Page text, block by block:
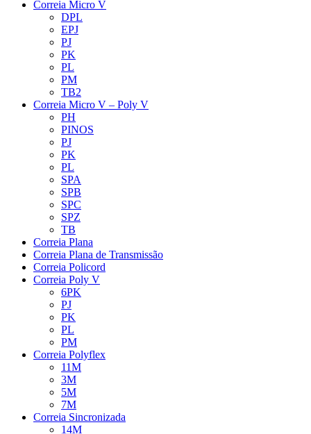
Correia Micro V
DPL
EPJ
PJ
PK
PL
PM
TB2
Correia Micro V – Poly V
PH
PINOS
PJ
PK
PL
SPA
SPB
SPC
SPZ
TB
Correia Plana
Correia Plana de Transmissão
Correia Policord
Correia Poly V
6PK
PJ
PK
PL
PM
Correia Polyflex
11M
3M
5M
7M
Correia Sincronizada
14M